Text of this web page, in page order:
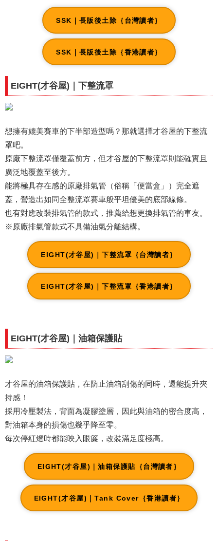
SSK｜長版後土除｛台灣讀者｝
SSK｜長版後土除｛香港讀者｝
EIGHT(才谷屋)｜下整流罩
想擁有媲美賽車的下半部造型嗎？那就選擇才谷屋的下整流
罩吧。
原廠下整流罩僅覆蓋前方，但才谷屋的下整流罩則能確實且
廣泛地覆蓋至後方。
能將極具存在感的原廠排氣管（俗稱「便當盒」）完全遮
蓋，營造出如同全整流罩賽車般平坦優美的底部線條。
也有對應改裝排氣管的款式，推薦給想更換排氣管的車友。
※原廠排氣管款式不具備油氣分離結構。
EIGHT(才谷屋)｜下整流罩｛台灣讀者｝
EIGHT(才谷屋)｜下整流罩｛香港讀者｝
EIGHT(才谷屋)｜油箱保護貼
才谷屋的油箱保護貼，在防止油箱刮傷的同時，還能提升夾
持感！
採用冷壓製法，背面為凝膠塗層，因此與油箱的密合度高，
對油箱本身的損傷也幾乎降至零。
每次停紅燈時都能映入眼簾，改裝滿足度極高。
EIGHT(才谷屋)｜油箱保護貼｛台灣讀者｝
EIGHT(才谷屋)｜Tank Cover｛香港讀者｝